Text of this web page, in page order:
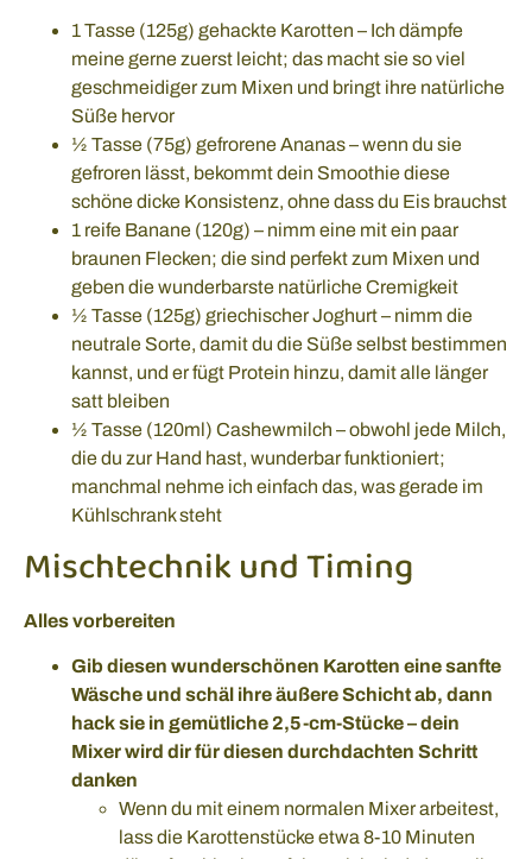
1 Tasse (125g) gehackte Karotten – Ich dämpfe
meine gerne zuerst leicht; das macht sie so viel
geschmeidiger zum Mixen und bringt ihre natürliche
Süße hervor
½ Tasse (75g) gefrorene Ananas – wenn du sie
gefroren lässt, bekommt dein Smoothie diese
schöne dicke Konsistenz, ohne dass du Eis brauchst
1 reife Banane (120g) – nimm eine mit ein paar
braunen Flecken; die sind perfekt zum Mixen und
geben die wunderbarste natürliche Cremigkeit
½ Tasse (125g) griechischer Joghurt – nimm die
neutrale Sorte, damit du die Süße selbst bestimmen
kannst, und er fügt Protein hinzu, damit alle länger
satt bleiben
½ Tasse (120ml) Cashewmilch – obwohl jede Milch,
die du zur Hand hast, wunderbar funktioniert;
manchmal nehme ich einfach das, was gerade im
Kühlschrank steht
Mischtechnik und Timing
Alles vorbereiten
Gib diesen wunderschönen Karotten eine sanfte
Wäsche und schäl ihre äußere Schicht ab, dann
hack sie in gemütliche 2,5-cm-Stücke – dein
Mixer wird dir für diesen durchdachten Schritt
danken
Wenn du mit einem normalen Mixer arbeitest,
lass die Karottenstücke etwa 8-10 Minuten